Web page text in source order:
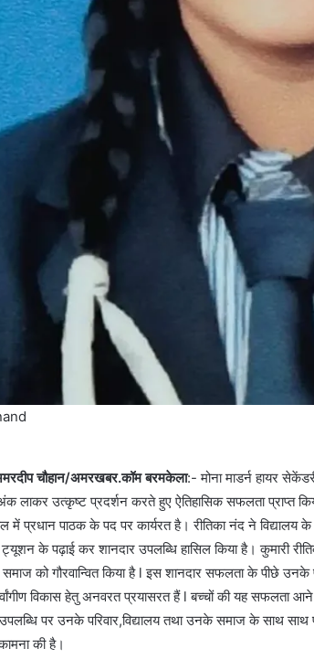
चौहान/अमरखबर.कॉम बरमकेला:- मोना माडर्न हायर
लाकर उत्कृष्ट प्रदर्शन करते हुए ऐतिहासिक सफलता प्राप्त
में प्रधान पाठक के पद पर कार्यरत है। रीतिका नंद ने विद्यालय के
ट्यूशन के पढ़ाई कर शानदार उपलब्धि हासिल किया है। कुमारी
को गौरवान्वित किया है l इस शानदार सफलता के पीछे उनके
विकास हेतु अनवरत प्रयासरत हैं l बच्चों की यह सफलता आने
पर उनके परिवार,विद्यालय तथा उनके समाज के साथ साथ
की है।